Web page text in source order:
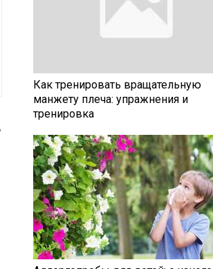
Как тренировать вращательную
манжету плеча: упражнения и
тренировка